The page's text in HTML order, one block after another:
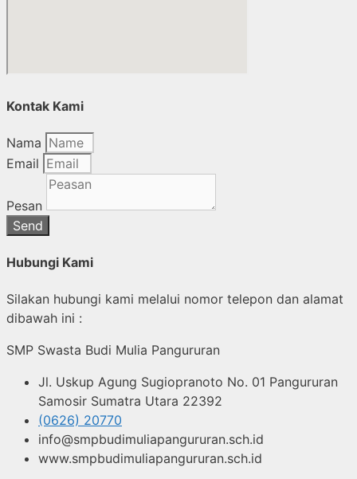
Kontak Kami
Nama
Email
Pesan
Send
Hubungi Kami
Silakan hubungi kami melalui nomor telepon dan alamat
dibawah ini :
SMP Swasta Budi Mulia Pangururan
Jl. Uskup Agung Sugiopranoto No. 01 Pangururan
Samosir Sumatra Utara 22392
(0626) 20770
info@smpbudimuliapangururan.sch.id
www.smpbudimuliapangururan.sch.id